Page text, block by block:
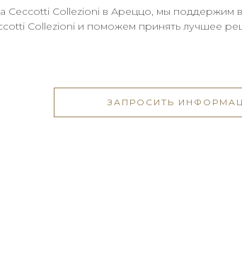
Ceccotti Collezioni в Ареццо, мы поддержим
Collezioni и поможем принять лучшее
ЗАПРОСИТЬ